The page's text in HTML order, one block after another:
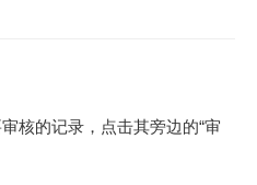
核的记录，点击其旁边的“审